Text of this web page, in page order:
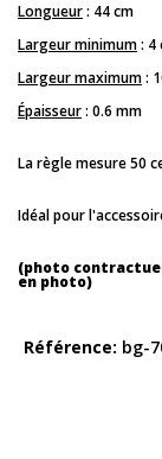
Longueur: 44 cm
Largeur minimum: 4
Largeur maximum:
Épaisseur: 0.6 mm
La règle mesure 50
Idéal pour
(photo
en photo)
Référence bg-